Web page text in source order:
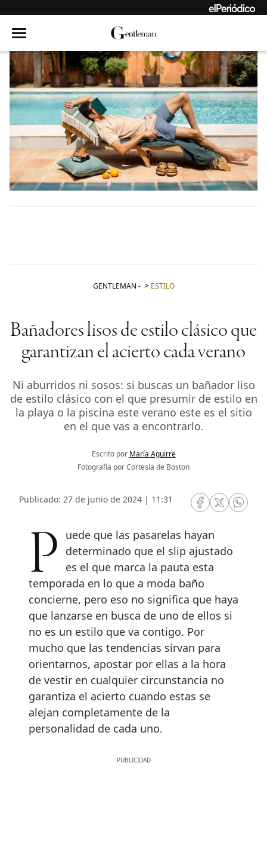
GENTLEMAN - ESTILO
Bañadores lisos de estilo clásico que
garantizan el acierto cada verano
Ni aburridos ni sosos: si buscas un bañador liso
de estilo clásico con el que presumir de estilo en
la playa o la piscina este verano este es el sitio
en el que vas a encontrarlo.
Escrito por María Aguirre
Fotografía por Cortesía de Boston
Publicado: 27 de junio de 2024 | 11:31
RRSS Facebook
RRSSRRSS
Puede que las pasarelas hayan
determinado que el slip ajustado
es el que marca la pauta esta
temporada en lo que a moda baño
concierne, pero eso no significa que haya
que lanzarse en busca de uno de ellos si
no es un estilo que va contigo. Por
mucho que las tendencias sirvan para
orientarnos, apostar por ellas a la hora
de vestir en cualquier circunstancia no
garantiza el acierto cuando estas se
alejan completamente de la
personalidad de cada uno.